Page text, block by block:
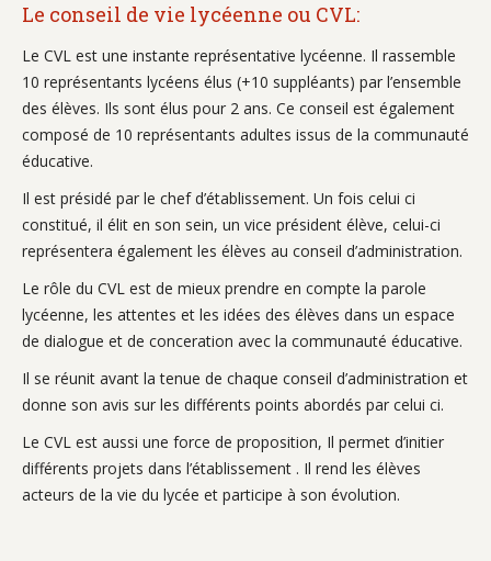
Le conseil de vie lycéenne ou CVL:
Le CVL est une instante représentative lycéenne. Il rassemble
10 représentants lycéens élus (+10 suppléants) par l’ensemble
des élèves. Ils sont élus pour 2 ans. Ce conseil est également
composé de 10 représentants adultes issus de la communauté
éducative.
Il est présidé par le chef d’établissement. Un fois celui ci
constitué, il élit en son sein, un vice président élève, celui-ci
représentera également les élèves au conseil d’administration.
Le rôle du CVL est de mieux prendre en compte la parole
lycéenne, les attentes et les idées des élèves dans un espace
de dialogue et de conceration avec la communauté éducative.
Il se réunit avant la tenue de chaque conseil d’administration et
donne son avis sur les différents points abordés par celui ci.
Le CVL est aussi une force de proposition, Il permet d’initier
différents projets dans l’établissement . Il rend les élèves
acteurs de la vie du lycée et participe à son évolution.